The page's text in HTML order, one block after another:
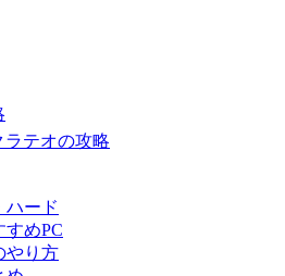
ラテオの攻略
ハード
めPC
やり方